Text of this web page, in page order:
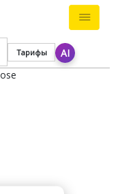
Тарифы AI